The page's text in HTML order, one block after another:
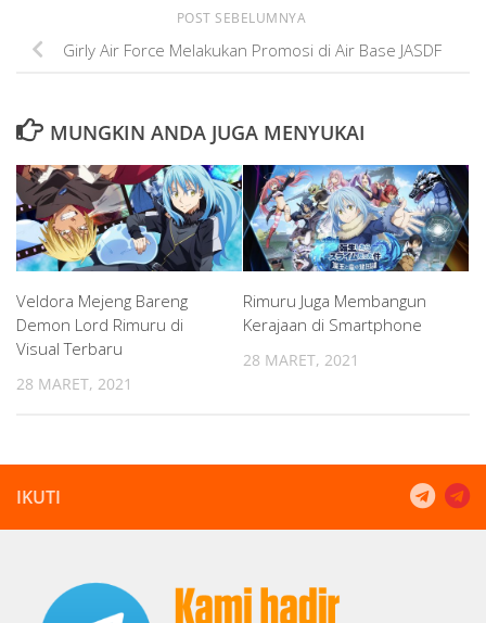
POST SEBELUMNYA
Girly Air Force Melakukan Promosi di Air Base JASDF
MUNGKIN ANDA JUGA MENYUKAI
Veldora Mejeng Bareng
Demon Lord Rimuru di
Visual Terbaru
28 MARET, 2021
Rimuru Juga Membangun
Kerajaan di Smartphone
28 MARET, 2021
IKUTI